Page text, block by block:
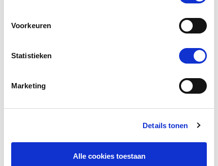
Voorkeuren
Statistieken
Marketing
Details tonen
Alle cookies toestaan
Nieuw werk van Leonie Fernhout
(mei 2023). “Project: Face to Mask”.